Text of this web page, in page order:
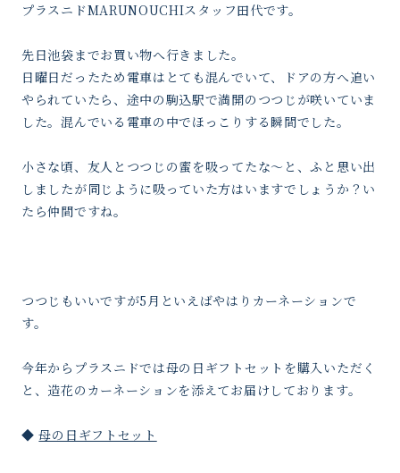
プラスニドMARUNOUCHIスタッフ田代です。
先日池袋までお買い物へ行きました。
日曜日だったため電車はとても混んでいて、ドアの方へ追い
やられていたら、途中の駒込駅で満開のつつじが咲いていま
した。混んでいる電車の中でほっこりする瞬間でした。
小さな頃、友人とつつじの蜜を吸ってたな〜と、ふと思い出
しましたが同じように吸っていた方はいますでしょうか？い
たら仲間ですね。
つつじもいいですが5月といえばやはりカーネーションで
す。
今年からプラスニドでは母の日ギフトセットを購入いただく
と、造花のカーネーションを添えてお届けしております。
◆母の日ギフトセット